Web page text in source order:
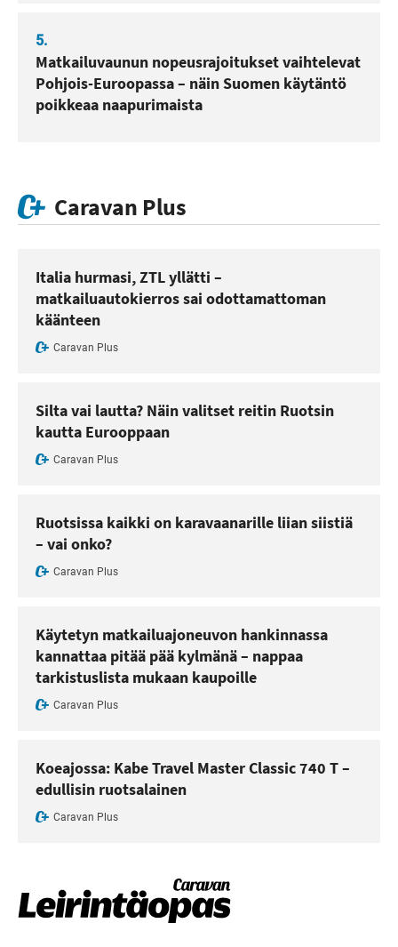
5.
Matkailuvaunun nopeusrajoitukset vaihtelevat
Pohjois-Euroopassa – näin Suomen käytäntö
poikkeaa naapurimaista
Caravan Plus
Italia hurmasi, ZTL yllätti –
matkailuautokierros sai odottamattoman
käänteen
Caravan Plus
Silta vai lautta? Näin valitset reitin Ruotsin
kautta Eurooppaan
Caravan Plus
Ruotsissa kaikki on karavaanarille liian siistiä
– vai onko?
Caravan Plus
Käytetyn matkailuajoneuvon hankinnassa
kannattaa pitää pää kylmänä – nappaa
tarkistuslista mukaan kaupoille
Caravan Plus
Koeajossa: Kabe Travel Master Classic 740 T –
edullisin ruotsalainen
Caravan Plus